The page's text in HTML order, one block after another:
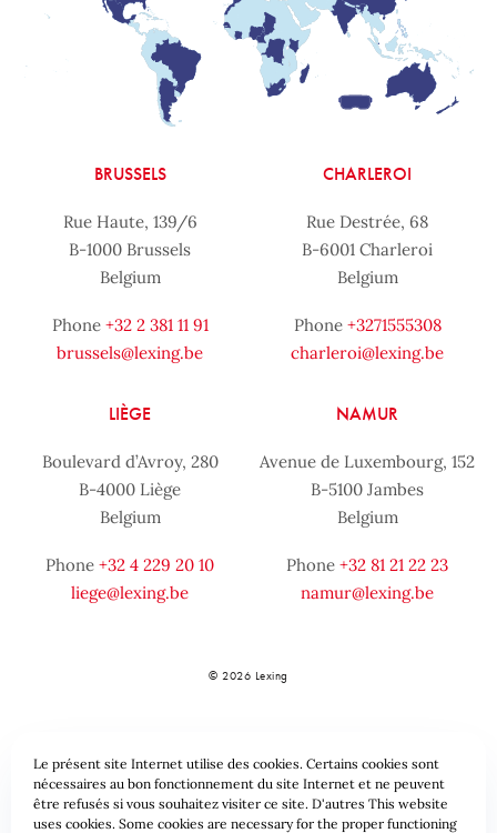
BRUSSELS
Rue Haute, 139/6
B-1000 Brussels
Belgium
Phone +32 2 381 11 91
brussels@lexing.be
CHARLEROI
Rue Destrée, 68
B-6001 Charleroi
Belgium
Phone +3271555308
charleroi@lexing.be
LIÈGE
Boulevard d’Avroy, 280
B-4000 Liège
Belgium
Phone +32 4 229 20 10
liege@lexing.be
NAMUR
Avenue de Luxembourg, 152
B-5100 Jambes
Belgium
Phone +32 81 21 22 23
namur@lexing.be
© 2026 Lexing
Le présent site Internet utilise des cookies. Certains cookies sont
nécessaires au bon fonctionnement du site Internet et ne peuvent
être refusés si vous souhaitez visiter ce site. D'autres This website
uses cookies. Some cookies are necessary for the proper functioning